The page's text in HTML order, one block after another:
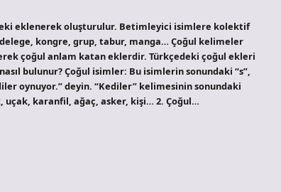
eklenerek oluşturulur. Betimleyici isimlere kolektif
kongre, grup, tabur, manga… Çoğul kelimeler
çoğul anlam katan eklerdir. Türkçedeki çoğul ekleri
bulunur? Çoğul isimler: Bu isimlerin sonundaki “s”,
oynuyor.” deyin. “Kediler” kelimesinin sonundaki
uçak, karanfil, ağaç, asker, kişi… 2. Çoğul…